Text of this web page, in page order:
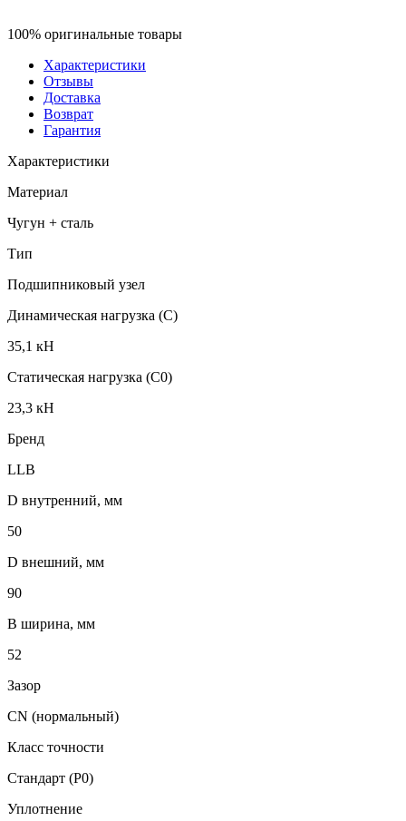
100% оригинальные товары
Характеристики
Отзывы
Доставка
Возврат
Гарантия
Характеристики
Материал
Чугун + сталь
Тип
Подшипниковый узел
Динамическая нагрузка (C)
35,1 кН
Статическая нагрузка (C0)
23,3 кН
Бренд
LLB
D внутренний, мм
50
D внешний, мм
90
B ширина, мм
52
Зазор
CN (нормальный)
Класс точности
Стандарт (P0)
Уплотнение